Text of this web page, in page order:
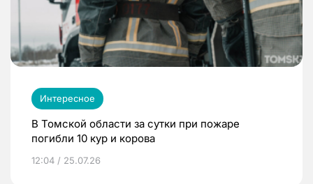
Интересное
В Томской области за сутки при пожаре
погибли 10 кур и корова
12:04 / 25.07.26